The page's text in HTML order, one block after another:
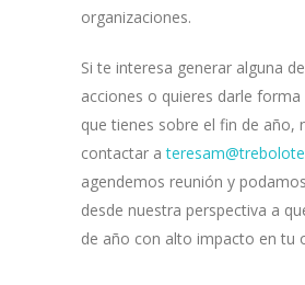
organizaciones.
Si te interesa generar alguna
acciones o quieres darle forma
que tienes sobre el fin de año,
contactar a
agendemos reunión y
desde nuestra perspectiva a
de año con alto impacto en tu